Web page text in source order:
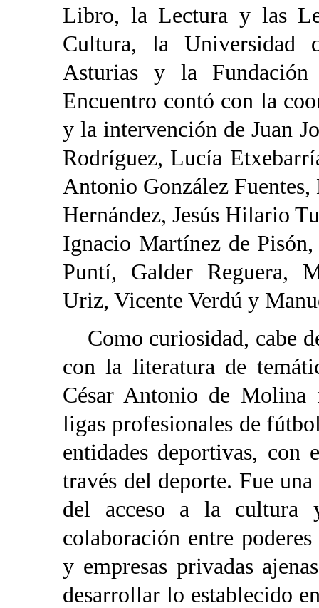
Libro, la Lectura y las
Cultura, la Universidad
Asturias y la
Encuentro contó con la
y la intervención de Juan
Rodríguez, Lucía
Antonio González
Hernández, Jesús Hilario
Ignacio Martínez de
Puntí, Galder Reguera,
Uriz, Vicente Verdú y
Como curiosidad, cabe
con la literatura de
César Antonio de Molina
ligas profesionales de
entidades deportivas,
través del deporte. Fue
del acceso a la cultura
colaboración entre
y empresas privadas
desarrollar lo establecido